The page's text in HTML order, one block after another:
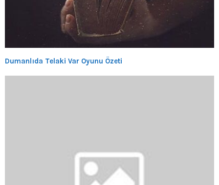
Dumanlıda Telaki Var Oyunu Özeti